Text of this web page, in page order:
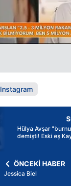
Instagram
Hülya Avşar
demişti! Eski eş
ÖNCEKİ HABER
Jessica Biel